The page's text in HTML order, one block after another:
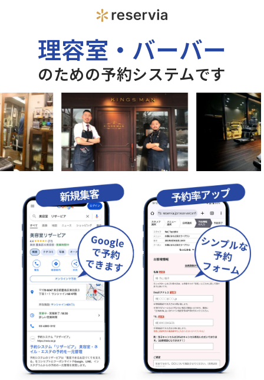
理容室・バーバー
のための予約システムです